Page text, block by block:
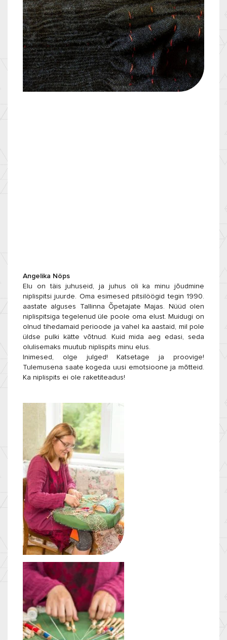
Angelika Nöps
Elu on täis juhuseid, ja juhus oli ka minu jõudmine
niplispitsi juurde. Oma esimesed pitsilöögid tegin 1990.
aastate alguses Tallinna Õpetajate Majas. Nüüd olen
niplispitsiga tegelenud üle poole oma elust. Muidugi on
olnud tihedamaid perioode ja vahel ka aastaid, mil pole
üldse pulki kätte võtnud. Kuid mida aeg edasi, seda
olulisemaks muutub niplispits minu elus.
Inimesed, olge julged! Katsetage ja proovige!
Tulemusena saate kogeda uusi emotsioone ja mõtteid.
Ka niplispits ei ole raketiteadus!